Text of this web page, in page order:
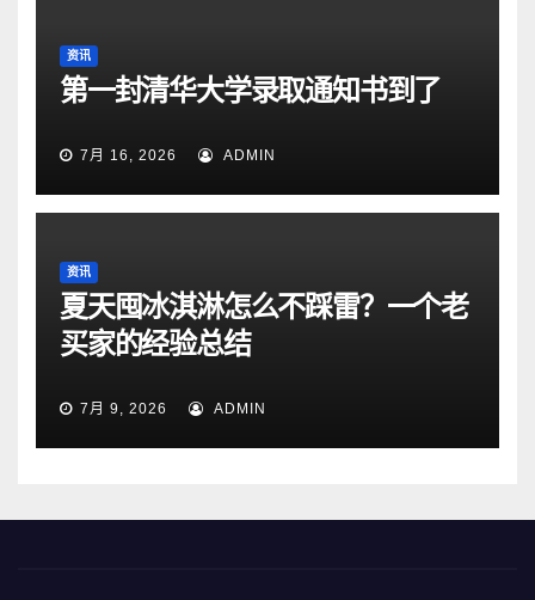
资讯
第一封清华大学录取通知书到了
7月 16, 2026 ADMIN
资讯
夏天囤冰淇淋怎么不踩雷？一个老
买家的经验总结
7月 9, 2026 ADMIN